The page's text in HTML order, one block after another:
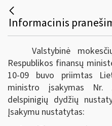
Valstybinė
Respublikos finansų
10-09 buvo priimtas
ministro įsakymas Nr.
delspinigių dydžių
Įsakymu nustatytas: